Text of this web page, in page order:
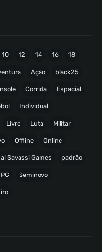
10 12 14 16 18
Ação black25
Corrida Espacial
Individual
Livre Luta Militar
Offline Online
Savassi Games padrão
Seminovo